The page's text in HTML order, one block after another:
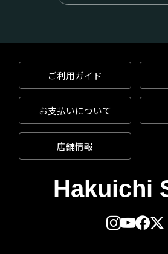
ご利用ガイド
お支払いについて
店舗情報